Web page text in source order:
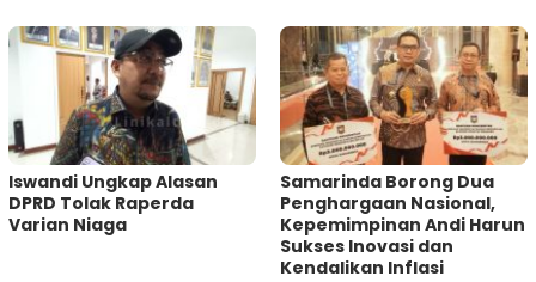
Iswandi Ungkap Alasan
DPRD Tolak Raperda
Varian Niaga
Samarinda Borong Dua
Penghargaan Nasional,
Kepemimpinan Andi Harun
Sukses Inovasi dan
Kendalikan Inflasi